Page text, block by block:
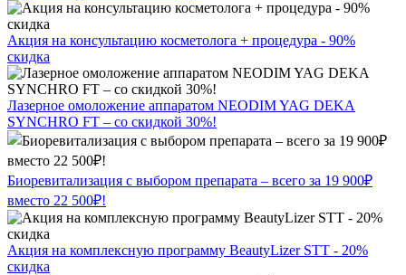
Акция на консультацию косметолога + процедура - 90%
скидка
Лазерное омоложение аппаратом NEODIM YAG DEKA
SYNCHRO FT – со скидкой 30%!
Биоревитализация с выбором препарата – всего за 19 900₽
вместо 22 500₽!
Акция на комплексную программу BeautyLizer STT - 20%
скидка